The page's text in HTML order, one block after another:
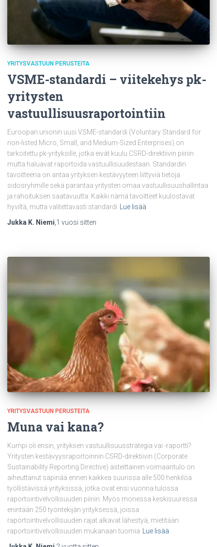
YRITYSVASTUUN PERUSTEITA
VSME-standardi – viitekehys pk-
yritysten
vastuullisuusraportointiin
Euroopan unionin uusi VSME-standardi (Voluntary Standard for
non-listed Micro, Small, and Medium-Sized Enterprises) on
tarkoitettu pk-yrityksille, jotka eivät kuulu CSRD-direktiivin piiriin
mutta haluavat raportoida vastuullisuudestaan. Standardin
tavoitteena on antaa yrityksen kestävyyteen liittyviä tietoja
sidosryhmille sekä parantaa yritysten omaa vastuullisuushallintaa
ja rahoituksen saatavuutta. Kaikki nämä tavoitteet kuulostavat
hyviltä, mutta valitettavasti standardi Lue lisää
Jukka K. Niemi,1 vuosi sitten
YRITYSVASTUUN PERUSTEITA
Muna vai kana?
Kumpi oli ensin, yrityksen vastuullisuusstrategia vai -raportti?
Yritysten kestävyysraportoinnin CSRD-direktiivin (Corporate
Sustainability Reporting Directive) asteittainen voimaantulo on
aiheuttanut säpinää ennen kaikkea suurissa alle 500 henkilöä
työllistävissä yrityksissä, jotka ovat ensi vuonna tulossa
raportointivelvollisuuden piiriin. Myös monessa keskisuuressa
enintään 250 työntekijän yrityksessä, joissa
raportointivelvollisuuden rajat alkavat lähestyä, mietitään
raportointivelvollisuuden mukanaan tuomia
Lue lisää